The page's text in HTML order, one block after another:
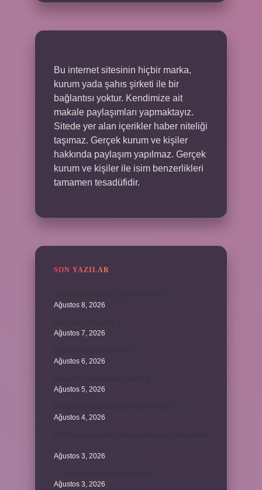
Bu internet sitesinin hiçbir marka,
kurum yada şahıs şirketi ile bir
bağlantısı yoktur. Kendimize ait
makale paylaşımları yapmaktayız.
Sitede yer alan içerikler haber niteliği
taşımaz. Gerçek kurum ve kişiler
hakkında paylaşım yapılmaz. Gerçek
kurum ve kişiler ile isim benzerlikleri
tamamen tesadüfidir.
SON YAZILAR
Ağustos 8, 2026
Ağustos 7, 2026
Ağustos 6, 2026
Ağustos 5, 2026
Ağustos 4, 2026
Ağustos 3, 2026
Ağustos 3, 2026